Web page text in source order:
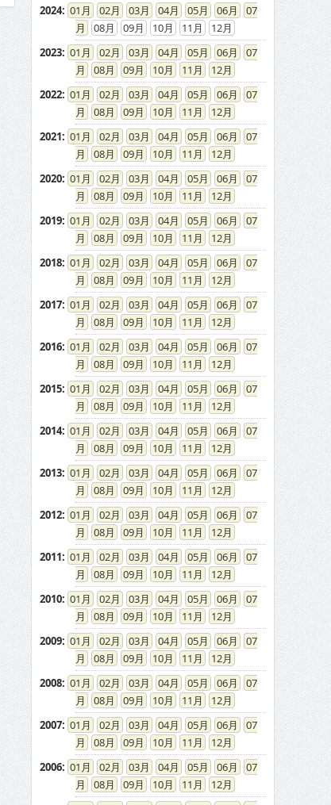
2024: 01 02 03 04 05 06
07
08
09 10 11
12
2023: 01 02 03 04 05 06
07
08
09 10 11
12
2022: 01 02 03 04 05 06
07
08
09 10 11
12
2021: 01 02 03 04 05 06
07
08
09 10 11
12
2020: 01 02 03 04 05 06
07
08
09 10 11
12
2019: 01 02 03 04 05 06
07
08
09 10 11
12
2018: 01 02 03 04 05 06
07
08
09 10 11
12
2017: 01 02 03 04 05 06
07
08
09 10 11
12
2016: 01 02 03 04 05 06
07
08
09 10 11
12
2015: 01 02 03 04 05 06
07
08
09 10 11
12
2014: 01 02 03 04 05 06
07
08
09 10 11
12
2013: 01 02 03 04 05 06
07
08
09 10 11
12
2012: 01 02 03 04 05 06
07
08
09 10 11
12
2011: 01 02 03 04 05 06
07
08
09 10 11
12
2010: 01 02 03 04 05 06
07
08
09 10 11
12
2009: 01 02 03 04 05 06
07
08
09 10 11
12
2008: 01 02 03 04 05 06
07
08
09 10 11
12
2007: 01 02 03 04 05 06
07
08
09 10 11
12
2006: 01 02 03 04 05 06
07
08
09 10 11
12